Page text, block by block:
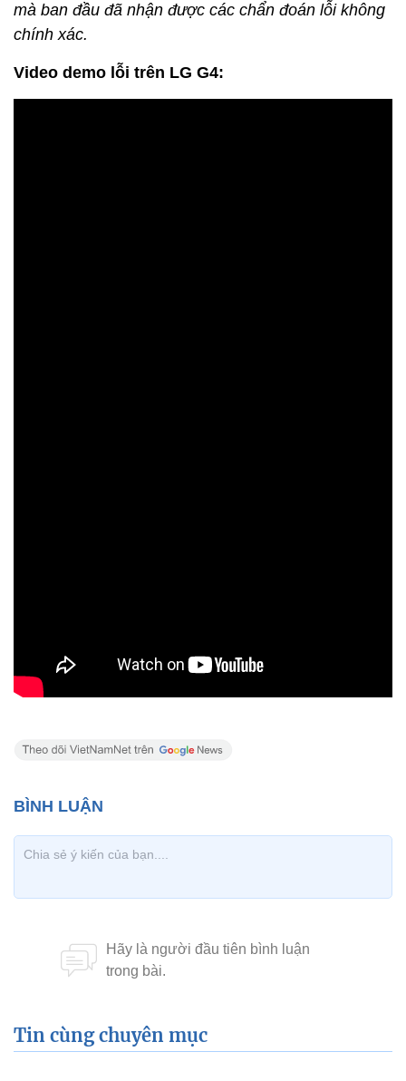
mà ban đầu đã nhận được các chẩn đoán lỗi không
chính xác.
Video demo lỗi trên LG G4:
Tin cùng chuyên mục